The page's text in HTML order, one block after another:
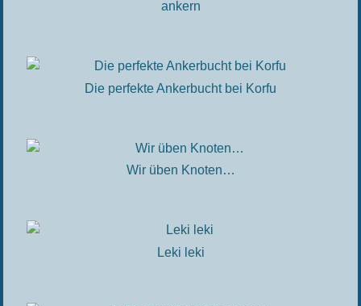
ankern
Die perfekte Ankerbucht bei Korfu
Wir üben Knoten…
Leki leki